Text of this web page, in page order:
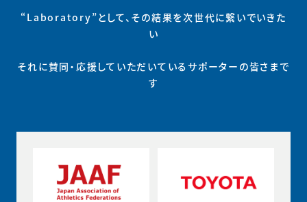
“Laboratory”として、その結果を次世代に繋いでいきた
い
それに賛同・応援していただいているサポーターの皆さまで
す